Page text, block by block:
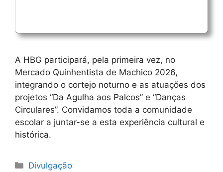
A HBG participará, pela primeira vez, no
Mercado Quinhentista de Machico 2026,
integrando o cortejo noturno e as atuações dos
projetos “Da Agulha aos Palcos” e “Danças
Circulares”. Convidamos toda a comunidade
escolar a juntar-se a esta experiência cultural e
histórica.
Categorias
Divulgação